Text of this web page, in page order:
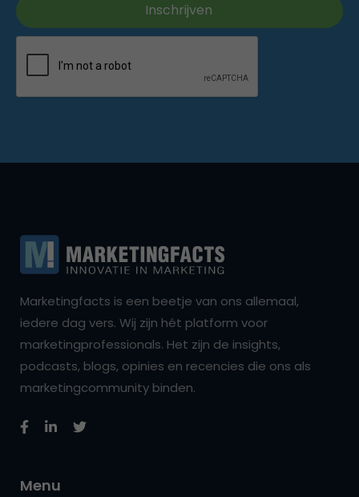
Marketingfacts is een beetje van ons allemaal,
iedere dag vers. Wij zijn hét platform voor
marketingprofessionals. Het zijn de insights,
podcasts, blogs, opinies en recencies die ons als
marketingcommunity binden.
Menu